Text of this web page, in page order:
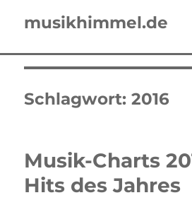
musikhimmel.de
Schlagwort:2016
Musik-Charts
Hits des Jahres